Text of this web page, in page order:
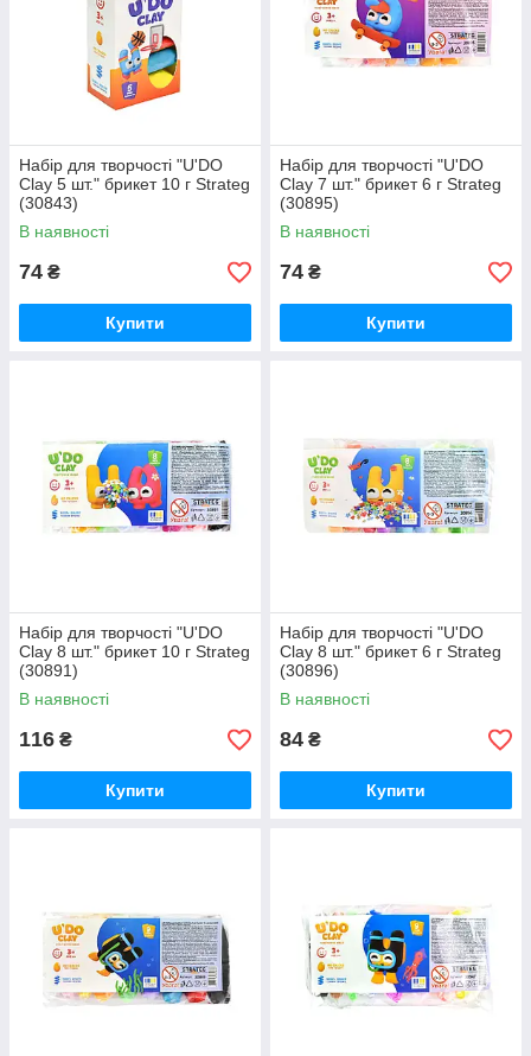
Набір для творчості "U'DO
Clay 5 шт." брикет 10 г Strateg
(30843)
В наявності
74 ₴
Купити
Набір для творчості "U'DO
Clay 7 шт." брикет 6 г Strateg
(30895)
В наявності
74 ₴
Купити
Набір для творчості "U'DO
Clay 8 шт." брикет 10 г Strateg
(30891)
В наявності
116 ₴
Купити
Набір для творчості "U'DO
Clay 8 шт." брикет 6 г Strateg
(30896)
В наявності
84 ₴
Купити